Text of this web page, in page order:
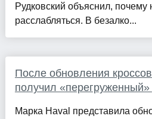
Рудковский объяснил, почему
расслабляться. В безалко...
После обновления
получил «перегруженный»
Марка Haval представила